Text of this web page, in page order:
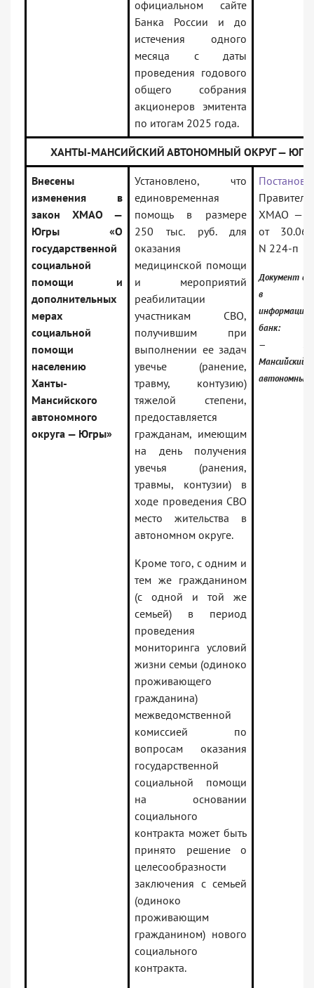
официальном сайте
Банка России и до
истечения одного
месяца с даты
проведения годового
общего собрания
акционеров эмитента
по итогам 2025 года.
ХАНТЫ-МАНСИЙСКИЙ АВТОНОМНЫЙ ОКРУГ —
Внесены
изменения в
закон ХМАО —
Югры «О
государственной
социальной
помощи и
дополнительных
мерах
социальной
помощи
населению
Ханты-
Мансийского
автономного
округа — Югры»
Установлено, что
единовременная
помощь в размере
250 тыс. руб. для
оказания
медицинской помощи
и мероприятий
реабилитации
участникам СВО,
получившим при
выполнении ее задач
увечье (ранение,
травму, контузию)
тяжелой степени,
предоставляется
гражданам, имеющим
на день получения
увечья (ранения,
травмы, контузии) в
ходе проведения СВО
место жительства в
автономном округе.
Кроме того, с одним и
тем же гражданином
(с одной и той же
семьей) в период
проведения
мониторинга условий
жизни семьи (одиноко
проживающего
гражданина)
межведомственной
комиссией по
вопросам оказания
государственной
социальной помощи
на основании
социального
контракта может быть
принято решение о
целесообразности
заключения с семьей
(одиноко
проживающим
гражданином) нового
социального
контракта.
ХМАО —
от
N 224-п
Документ
в
банк:
—
Мансийский
автономный